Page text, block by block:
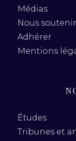
Médias
Nous soutenir
Adhérer
Mentions
Études
Tribunes et